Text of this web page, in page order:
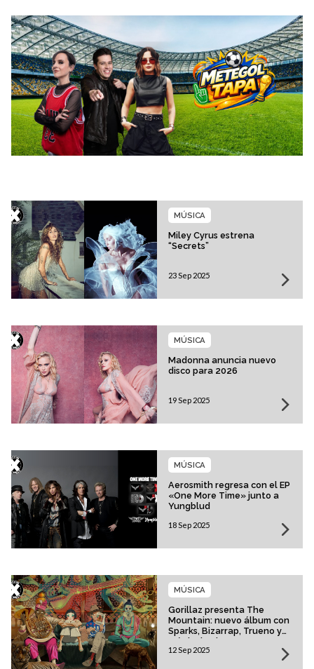
Miley Cyrus estrena
“Secrets”
MÚSICA
23 Sep 2025
Madonna anuncia nuevo
disco para 2026
MÚSICA
19 Sep 2025
Aerosmith regresa con el EP
«One More Time» junto a
Yungblud
MÚSICA
18 Sep 2025
Gorillaz presenta The
Mountain: nuevo álbum con
Sparks, Bizarrap, Trueno y
más invitados
MÚSICA
12 Sep 2025